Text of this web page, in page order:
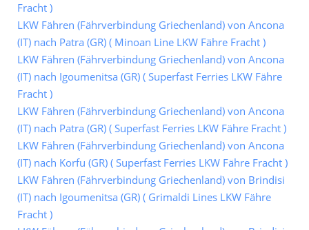
Fracht )
LKW Fähren (Fährverbindung Griechenland) von Ancona
(IT) nach Patra (GR) ( Minoan Line LKW Fähre Fracht )
LKW Fähren (Fährverbindung Griechenland) von Ancona
(IT) nach Igoumenitsa (GR) ( Superfast Ferries LKW Fähre
Fracht )
LKW Fähren (Fährverbindung Griechenland) von Ancona
(IT) nach Patra (GR) ( Superfast Ferries LKW Fähre Fracht )
LKW Fähren (Fährverbindung Griechenland) von Ancona
(IT) nach Korfu (GR) ( Superfast Ferries LKW Fähre Fracht )
LKW Fähren (Fährverbindung Griechenland) von Brindisi
(IT) nach Igoumenitsa (GR) ( Grimaldi Lines LKW Fähre
Fracht )